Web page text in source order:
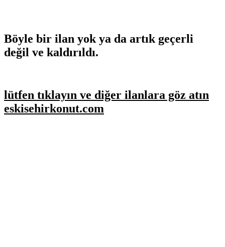
Böyle bir ilan yok ya da artık geçerli
değil ve kaldırıldı.
lütfen tıklayın ve diğer ilanlara göz atın
eskisehirkonut.com